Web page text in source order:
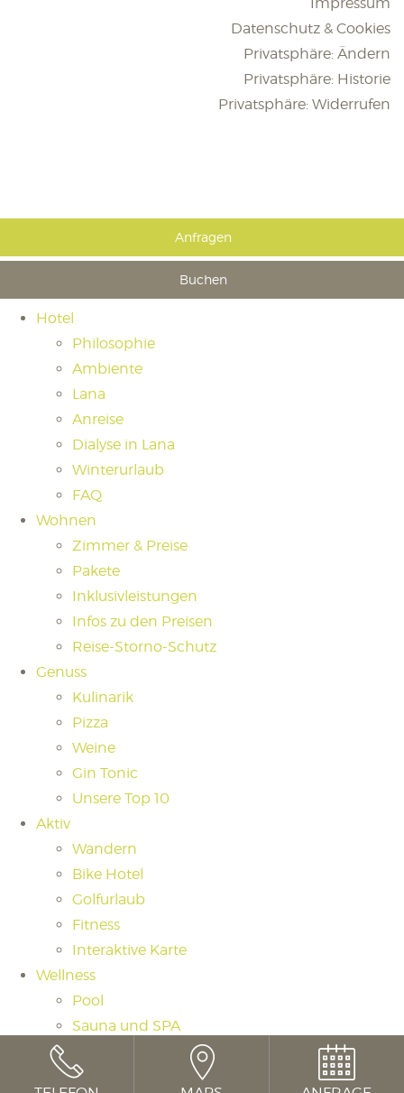
Datenschutz & Cookies
Privatsphäre: Ändern
Privatsphäre: Historie
Privatsphäre: Widerrufen
Anfragen
Buchen
Hotel
Philosophie
Ambiente
Lana
Anreise
Dialyse in Lana
Winterurlaub
FAQ
Wohnen
Zimmer & Preise
Pakete
Inklusivleistungen
Infos zu den Preisen
Reise-Storno-Schutz
Genuss
Kulinarik
Pizza
Weine
Gin Tonic
Unsere Top 10
Aktiv
Wandern
Bike Hotel
Golfurlaub
Fitness
Interaktive Karte
Wellness
Pool
Sauna und SPA
Massagen und Beauty